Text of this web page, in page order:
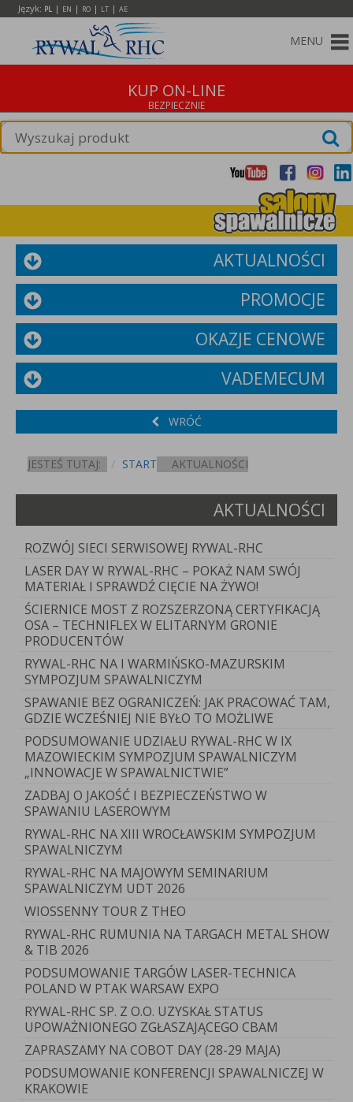
Język: PL | EN | RO | LT | AE
MENU
KUP ON-LINE
AKTUALNOŚCI
PROMOCJE
OKAZJE CENOWE
VADEMECUM
WRÓĆ
JESTEŚ TUTAJ: START AKTUALNOŚCI
AKTUALNOŚCI
ROZWÓJ SIECI SERWISOWEJ RYWAL-RHC
LASER DAY W RYWAL-RHC – POKAŻ NAM SWÓJ
MATERIAŁ I SPRAWDŹ CIĘCIE NA ŻYWO!
ŚCIERNICE MOST Z ROZSZERZONĄ CERTYFIKACJĄ
OSA – TECHNIFLEX W ELITARNYM GRONIE
PRODUCENTÓW
RYWAL-RHC NA I WARMIŃSKO-MAZURSKIM
SYMPOZJUM SPAWALNICZYM
SPAWANIE BEZ OGRANICZEŃ: JAK PRACOWAĆ TAM,
GDZIE WCZEŚNIEJ NIE BYŁO TO MOŻLIWE
PODSUMOWANIE UDZIAŁU RYWAL-RHC W IX
MAZOWIECKIM SYMPOZJUM SPAWALNICZYM
„INNOWACJE W SPAWALNICTWIE”
ZADBAJ O JAKOŚĆ I BEZPIECZEŃSTWO W
SPAWANIU LASEROWYM
RYWAL-RHC NA XIII WROCŁAWSKIM SYMPOZJUM
SPAWALNICZYM
RYWAL-RHC NA MAJOWYM SEMINARIUM
SPAWALNICZYM UDT 2026
WIOSSENNY TOUR Z THEO
RYWAL-RHC RUMUNIA NA TARGACH METAL SHOW
& TIB 2026
PODSUMOWANIE TARGÓW LASER-TECHNICA
POLAND W PTAK WARSAW EXPO
RYWAL-RHC SP. Z O.O. UZYSKAŁ STATUS
UPOWAŻNIONEGO ZGŁASZAJĄCEGO CBAM
ZAPRASZAMY NA COBOT DAY (28-29 MAJA)
PODSUMOWANIE KONFERENCJI SPAWALNICZEJ W
KRAKOWIE